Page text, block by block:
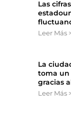
Las
Leer Más
La
toma un
gracias
Leer Más